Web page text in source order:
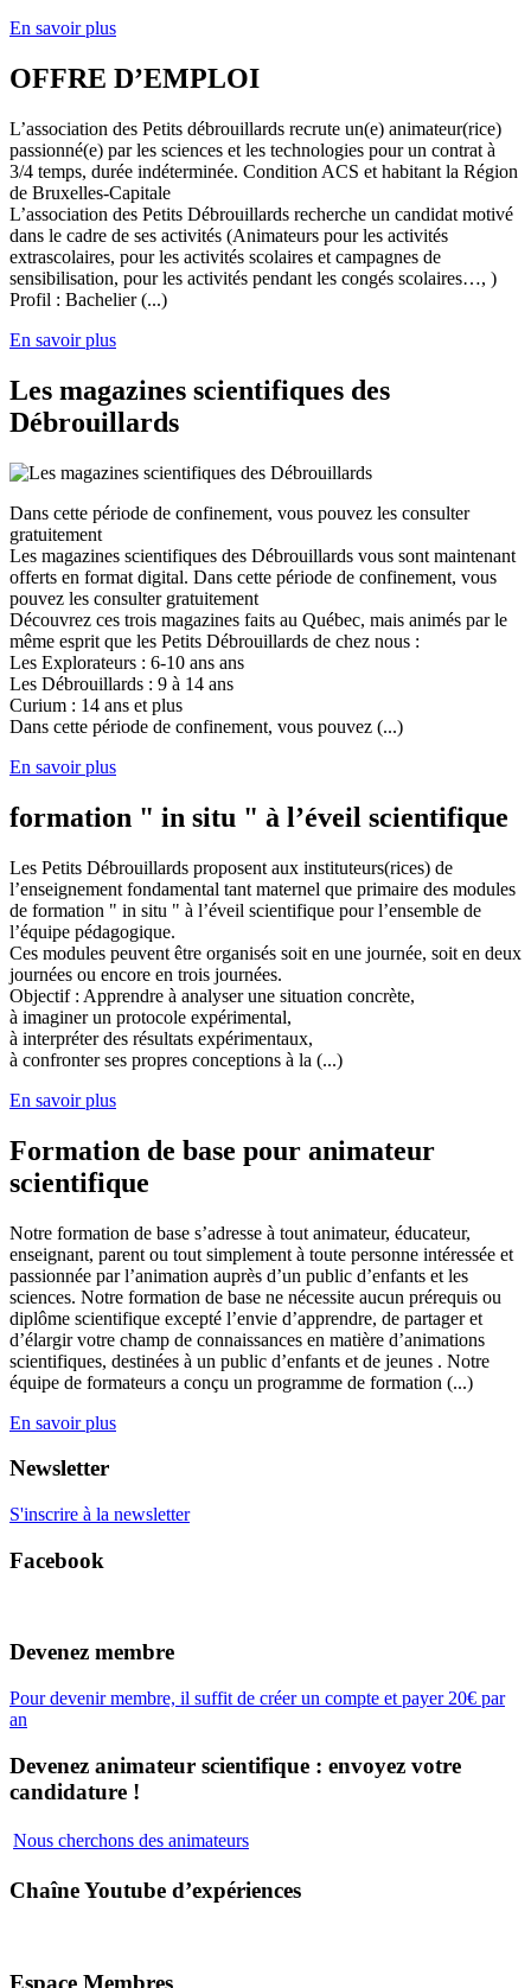
En savoir plus
OFFRE D’EMPLOI
L’association des Petits débrouillards recrute un(e) animateur(rice)
passionné(e) par les sciences et les technologies pour un contrat à
3/4 temps, durée indéterminée. Condition ACS et habitant la Région
de Bruxelles-Capitale
L’association des Petits Débrouillards recherche un candidat motivé
dans le cadre de ses activités (Animateurs pour les activités
extrascolaires, pour les activités scolaires et campagnes de
sensibilisation, pour les activités pendant les congés scolaires…, )
Profil : Bachelier (...)
En savoir plus
Les magazines scientifiques des
Débrouillards
Dans cette période de confinement, vous pouvez les consulter
gratuitement
Les magazines scientifiques des Débrouillards vous sont maintenant
offerts en format digital. Dans cette période de confinement, vous
pouvez les consulter gratuitement
Découvrez ces trois magazines faits au Québec, mais animés par le
même esprit que les Petits Débrouillards de chez nous :
Les Explorateurs : 6-10 ans ans
Les Débrouillards : 9 à 14 ans
Curium : 14 ans et plus
Dans cette période de confinement, vous pouvez (...)
En savoir plus
formation " in situ " à l’éveil scientifique
Les Petits Débrouillards proposent aux instituteurs(rices) de
l’enseignement fondamental tant maternel que primaire des modules
de formation " in situ " à l’éveil scientifique pour l’ensemble de
l’équipe pédagogique.
Ces modules peuvent être organisés soit en une journée, soit en deux
journées ou encore en trois journées.
Objectif : Apprendre à analyser une situation concrète,
à imaginer un protocole expérimental,
à interpréter des résultats expérimentaux,
à confronter ses propres conceptions à la (...)
En savoir plus
Formation de base pour animateur
scientifique
Notre formation de base s’adresse à tout animateur, éducateur,
enseignant, parent ou tout simplement à toute personne intéressée et
passionnée par l’animation auprès d’un public d’enfants et les
sciences. Notre formation de base ne nécessite aucun prérequis ou
diplôme scientifique excepté l’envie d’apprendre, de partager et
d’élargir votre champ de connaissances en matière d’animations
scientifiques, destinées à un public d’enfants et de jeunes . Notre
équipe de formateurs a conçu un programme de formation (...)
En savoir plus
Newsletter
S'inscrire à la newsletter
Facebook
Devenez membre
Pour devenir membre, il suffit de créer un compte et payer 20€ par
an
Devenez animateur scientifique : envoyez votre
candidature !
Nous cherchons des animateurs
Chaîne Youtube d’expériences
Espace Membres